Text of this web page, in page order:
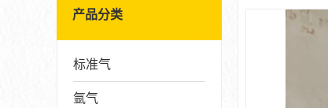
产品分类
标准气
氩气